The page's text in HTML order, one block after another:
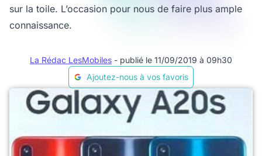
sur la toile. L’occasion pour nous de faire plus ample
connaissance.
La Rédac LesMobiles - publié le 11/09/2019 à 09h30
Ajoutez-nous à vos favoris